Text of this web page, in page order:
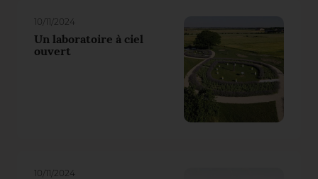
10/11/2024
Un laboratoire à ciel
ouvert
10/11/2024